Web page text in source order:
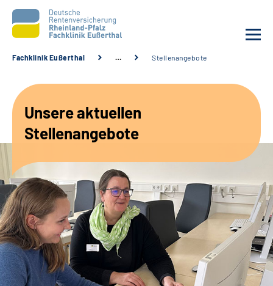
Unsere Angebote
Karriere
Beratungsstellen &
Zuweisende
Suche
Fachklinik Eußerthal … Stellenangebote
Unsere aktuellen
Stellenangebote